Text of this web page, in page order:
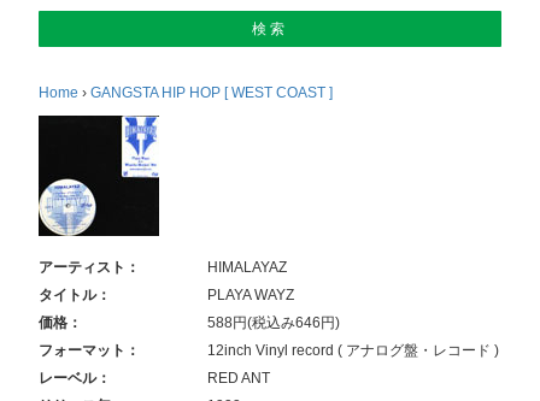
Home ›GANGSTA HIP HOP [ WEST COAST ]
アーティスト：
HIMALAYAZ
タイトル：
PLAYA WAYZ
価格：
588円(税込み646円)
フォーマット：
12inch Vinyl record ( アナログ盤・レコード )
レーベル：
RED ANT